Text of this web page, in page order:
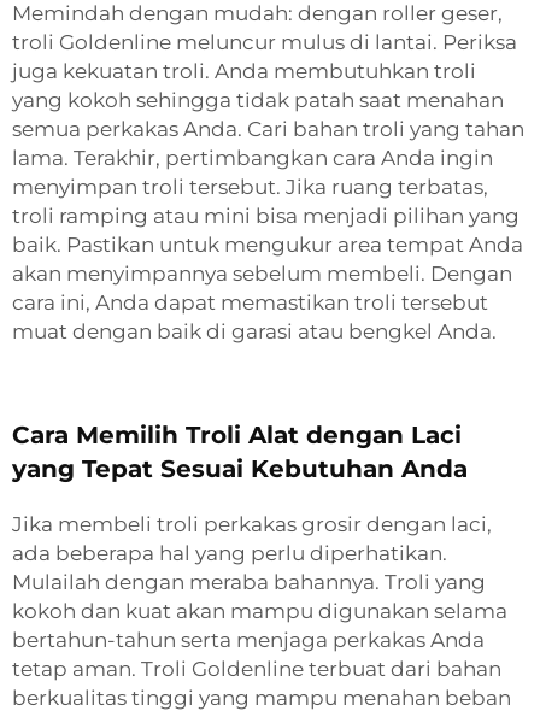
Memindah dengan mudah: dengan roller geser,
troli Goldenline meluncur mulus di lantai. Periksa
juga kekuatan troli. Anda membutuhkan troli
yang kokoh sehingga tidak patah saat menahan
semua perkakas Anda. Cari bahan troli yang tahan
lama. Terakhir, pertimbangkan cara Anda ingin
menyimpan troli tersebut. Jika ruang terbatas,
troli ramping atau mini bisa menjadi pilihan yang
baik. Pastikan untuk mengukur area tempat Anda
akan menyimpannya sebelum membeli. Dengan
cara ini, Anda dapat memastikan troli tersebut
muat dengan baik di garasi atau bengkel Anda.
Cara Memilih Troli Alat dengan Laci
yang Tepat Sesuai Kebutuhan Anda
Jika membeli troli perkakas grosir dengan laci,
ada beberapa hal yang perlu diperhatikan.
Mulailah dengan meraba bahannya. Troli yang
kokoh dan kuat akan mampu digunakan selama
bertahun-tahun serta menjaga perkakas Anda
tetap aman. Troli Goldenline terbuat dari bahan
berkualitas tinggi yang mampu menahan beban